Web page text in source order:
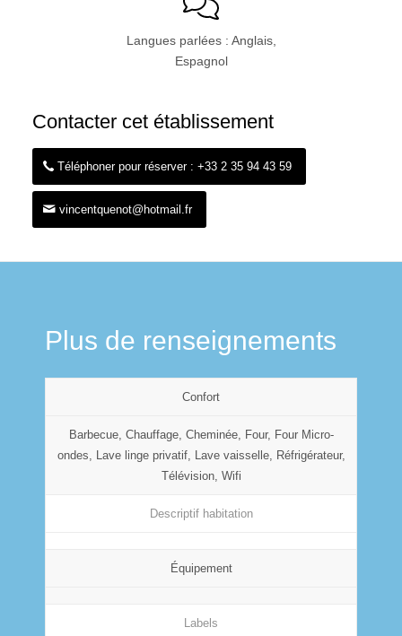
Langues parlées : Anglais,
Espagnol
Contacter cet établissement
Téléphoner pour réserver : +33 2 35 94 43 59
vincentquenot@hotmail.fr
Plus de renseignements
Confort
Barbecue, Chauffage, Cheminée, Four, Four Micro-
ondes, Lave linge privatif, Lave vaisselle, Réfrigérateur,
Télévision, Wifi
Descriptif habitation
Équipement
Labels